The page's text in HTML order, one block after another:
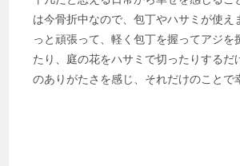
は今骨折中なので、包丁やハサミが使え
っと頑張って、軽く包丁を握ってアジを
たり、庭の花をハサミで切ったりするだ
のありがたさを感じ、それだけのことで